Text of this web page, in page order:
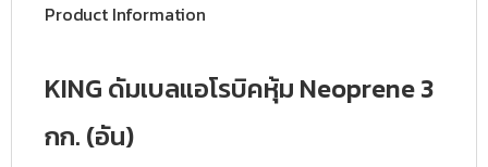
Product Information
KING ดัมเบลแอโรบิคหุ้ม Neoprene 3
กก. (อัน)